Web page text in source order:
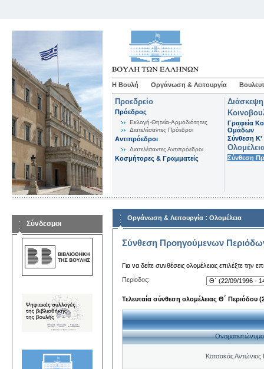
Η Βουλή Οργάνωση & Λειτουργία
Προεδρείο
Πρόεδρος
Εκλογή-Θητεία-Αρμοδιότητες
Διατελέσαντες Πρόεδροι
Αντιπρόεδροι
Διατελέσαντες Αντιπρόεδροι
Κοσμήτορες & Γραμματείς
Γραφεία
Ομάδων
Σύνθεση K'
Σύνθεση
Σύνδεσμοι
Οργάνωση & Λειτουργία : Ολομέλεια
Σύνθεση Προηγούμενων
Για να δείτε συνθέσεις ολομέλειας επιλέξτε την
Περίοδος:
Τελευταία σύνθεση ολομέλειας Θ΄ Περιόδου
Ονοματεπώνυμο
Κοτσακάς Αντώνιος